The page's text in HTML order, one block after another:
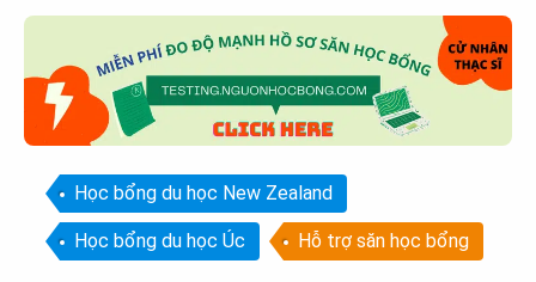
Học bổng du học New Zealand
Học bổng du học Úc Hỗ trợ săn học bổng